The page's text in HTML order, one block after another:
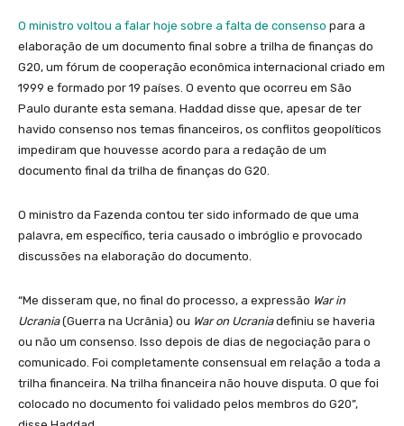
O ministro voltou a falar hoje sobre a falta de consenso para a
elaboração de um documento final sobre a trilha de finanças do
G20, um fórum de cooperação econômica internacional criado em
1999 e formado por 19 países. O evento que ocorreu em São
Paulo durante esta semana. Haddad disse que, apesar de ter
havido consenso nos temas financeiros, os conflitos geopolíticos
impediram que houvesse acordo para a redação de um
documento final da trilha de finanças do G20.
O ministro da Fazenda contou ter sido informado de que uma
palavra, em específico, teria causado o imbróglio e provocado
discussões na elaboração do documento.
“Me disseram que, no final do processo, a expressão War in
Ucrania(Guerra na Ucrânia) ou War on Ucraniadefiniu se haveria
ou não um consenso. Isso depois de dias de negociação para o
comunicado. Foi completamente consensual em relação a toda a
trilha financeira. Na trilha financeira não houve disputa. O que foi
colocado no documento foi validado pelos membros do G20”,